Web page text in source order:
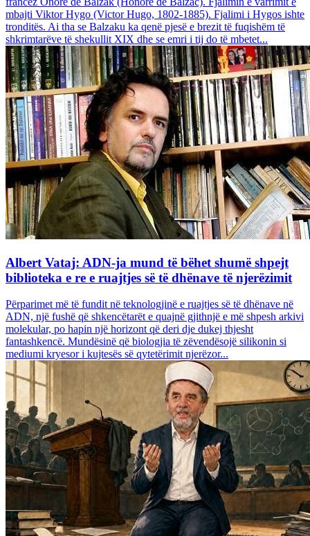
mbajti Viktor Hygo (Victor Hugo, 1802-1885). Fjalimi i Hygos ishte
tronditës. Ai tha se Balzaku ka qenë pjesë e brezit të fuqishëm të
shkrimtarëve të shekullit XIX dhe se emri i tij do të mbetet...
Albert Vataj: ADN-ja mund të bëhet shumë shpejt
biblioteka e re e ruajtjes së të dhënave të njerëzimit
Përparimet më të fundit në teknologjinë e ruajtjes së të dhënave në
ADN, një fushë që shkencëtarët e quajnë gjithnjë e më shpesh arkivi
molekular, po hapin një horizont që deri dje dukej thjesht
fantashkencë. Mundësinë që biologjia të zëvendësojë silikonin si
mediumi kryesor i kujtesës së qytetërimit njerëzor...